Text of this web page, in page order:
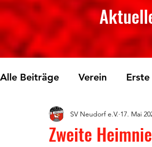
Alle Beiträge Verein
Skilanglauf
Zweite
SV Neudorf e.V. 17. Mai